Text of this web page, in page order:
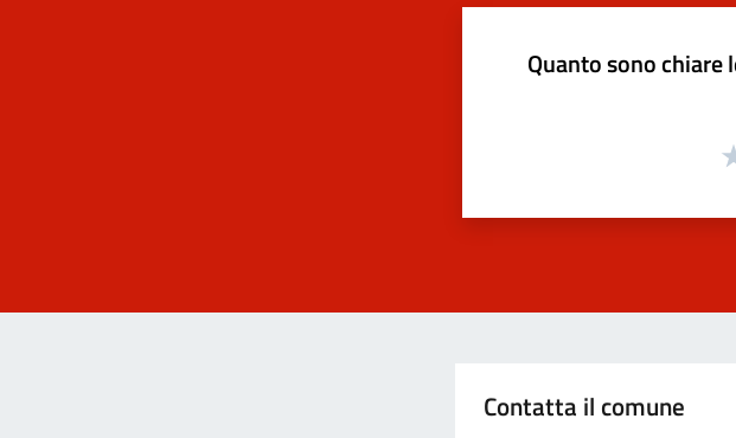
Quanto sono chiare
Contatta il comune